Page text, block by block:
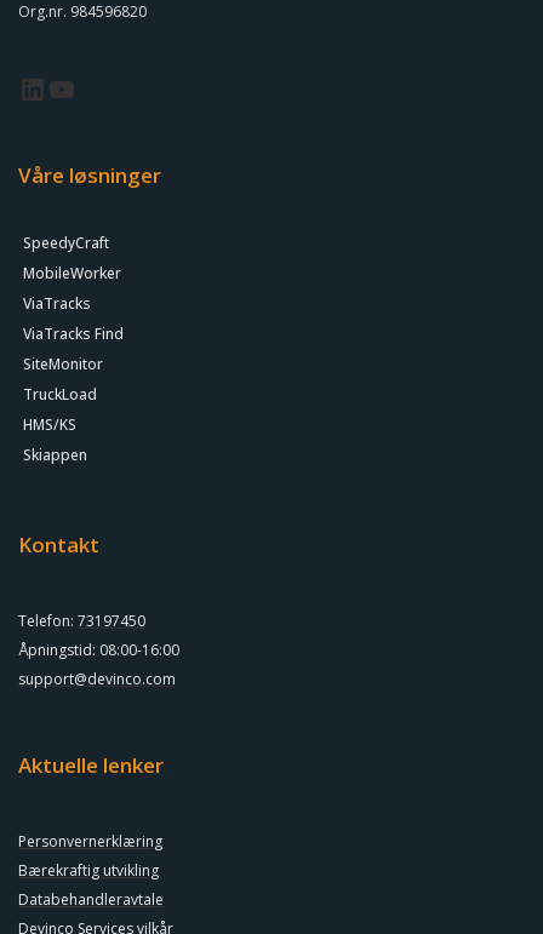
Org.nr. 984596820
Våre løsninger
SpeedyCraft
MobileWorker
ViaTracks
ViaTracks Find
SiteMonitor
TruckLoad
HMS/KS
Skiappen
Kontakt
Telefon: 73197450
Åpningstid: 08:00-16:00
support@devinco.com
Aktuelle lenker
Personvernerklæring
Bærekraftig utvikling
Databehandleravtale
Devinco Services vilkår